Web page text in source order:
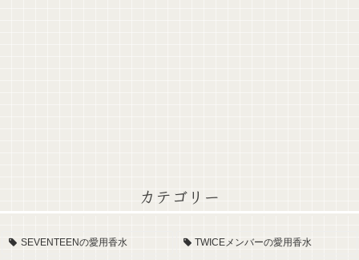
カテゴリー
SEVENTEENの愛用香水 TWICEメンバーの愛用香水